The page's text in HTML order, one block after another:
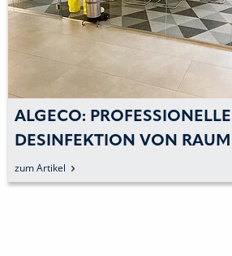
ALGECO: PROFESSIONELLE
DESINFEKTION VON
GEGEN COVID-19
zum Artikel